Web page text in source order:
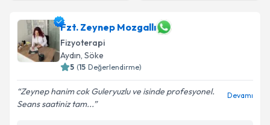
Fzt. Zeynep Mozgallı
Fizyoterapi
Aydın, Söke
5 (15 Değerlendirme)
Zeynep hanim cok Guleryuzlu ve isinde profesyonel.
Seans saatiniz tam...
Devamı